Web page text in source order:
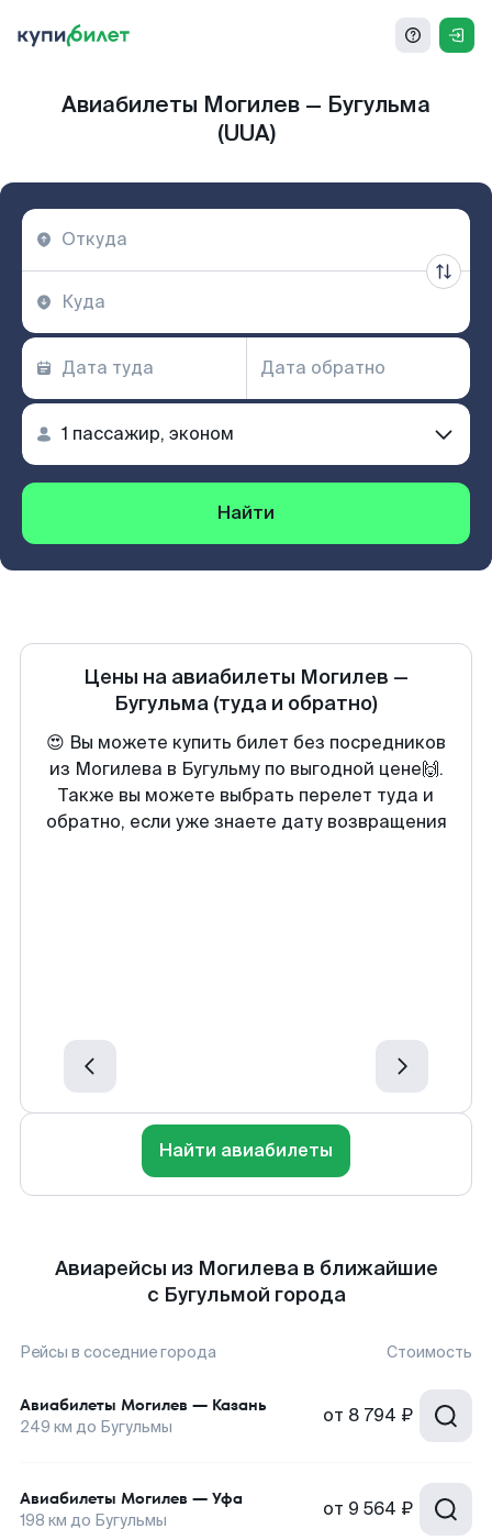
Авиабилеты Могилев — Бугульма
(UUA)
Найти
Цены на авиабилеты Могилев —
Бугульма (туда и обратно)
😍 Вы можете купить билет без посредников
из Могилева в Бугульму по выгодной цене🙌.
Также вы можете выбрать перелет туда и
обратно, если уже знаете дату возвращения
Найти авиабилеты
Авиарейсы из Могилева в ближайшие
с Бугульмой города
Рейсы в соседние города Стоимость
Авиабилеты Могилев — Казань
249 км до Бугульмы от 8 794 ₽
Авиабилеты Могилев — Уфа
198 км до Бугульмы от 9 564 ₽